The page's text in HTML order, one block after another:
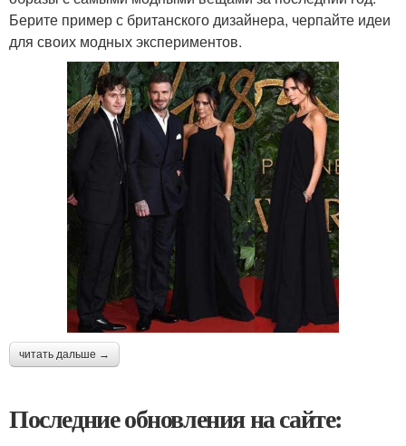
Берите пример с британского дизайнера, черпайте идеи
для своих модных экспериментов.
читать дальше →
Последние обновления на сайте: